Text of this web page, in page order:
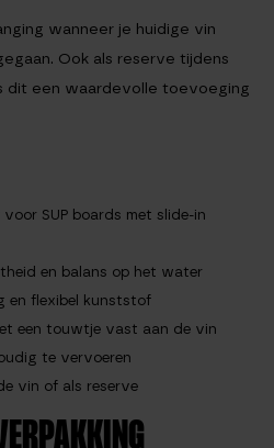
wanneer je huidige vin
Ook als reserve tijdens
dit een waardevolle toevoeging
SUP boards met slide-in
en balans op het water
en flexibel kunststof
een touwtje vast aan de vin
te vervoeren
vin of als reserve